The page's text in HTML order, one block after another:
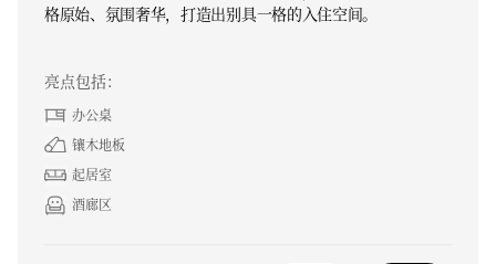
格原始、氛围奢华，打造出别具一格的入住空间。
亮点包括：
办公桌
镶木地板
起居室
酒廊区